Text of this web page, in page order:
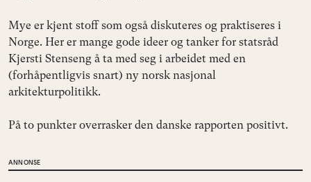
Mye er kjent stoff som også diskuteres og praktiseres i
Norge. Her er mange gode ideer og tanker for statsråd
Kjersti Stenseng å ta med seg i arbeidet med en
(forhåpentligvis snart) ny norsk nasjonal
arkitekturpolitikk.
På to punkter overrasker den danske rapporten positivt.
ANNONSE